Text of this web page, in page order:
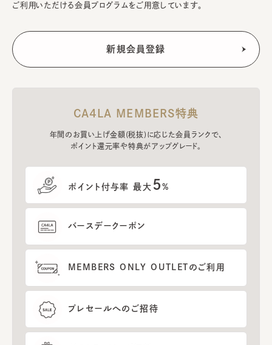
ご利用いただける会員プログラムをご用意しています。
CA4LA MEMBERS特典
年間のお買い上げ金額(税抜)に応じた会員ランクで、
ポイント還元率や特典がアップグレード。
ポイント付与率 最大 5%
バースデークーポン
MEMBERS ONLY OUTLETのご利用
プレセールへのご招待